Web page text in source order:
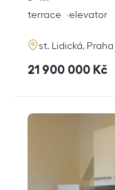
funkce
terrace elevator
adresa
st. Lidická, Praha
cena
21 900 000 Kč